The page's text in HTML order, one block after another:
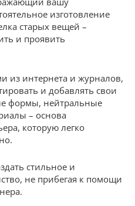
изготовление
старых вещей –
и проявить
из интернета и журналов,
и добавлять свои
формы, нейтральные
– основа
которую легко
стильное и
не прибегая к помощи